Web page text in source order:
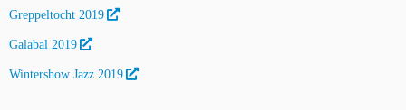
Greppeltocht 2019
Galabal 2019
Wintershow Jazz 2019